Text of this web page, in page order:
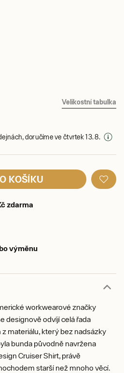
Velikostní tabulka
doručíme ve čtvrtek 13. 8.
KOŠÍKU
zdarma
výměnu
workwearové značky
designově odvíjí celá řada
z materiálu, který bez nadsázky
bunda původně navržena
Cruiser Shirt, právě
starší než mnoho věcí.